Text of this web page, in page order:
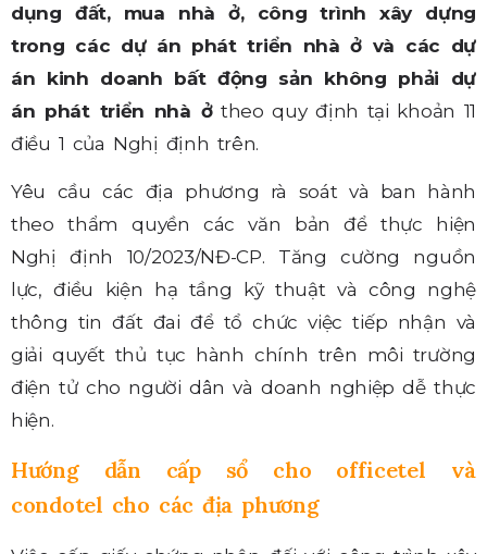
dụng đất, mua nhà ở, công trình xây dựng
trong các dự án phát triển nhà ở và các dự
án kinh doanh bất động sản không phải dự
án phát triển nhà ởtheo quy định tại khoản 11
điều 1 của Nghị định trên.
Yêu cầu các địa phương rà soát và ban hành
theo thẩm quyền các văn bản để thực hiện
Nghị định 10/2023/NĐ-CP. Tăng cường nguồn
lực, điều kiện hạ tầng kỹ thuật và công nghệ
thông tin đất đai để tổ chức việc tiếp nhận và
giải quyết thủ tục hành chính trên môi trường
điện tử cho người dân và doanh nghiệp dễ thực
hiện.
Hướng dẫn cấp sổ cho officetel và
condotel cho các địa phương